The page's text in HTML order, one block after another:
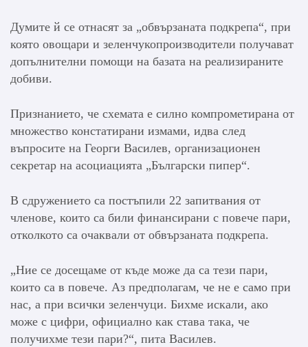
Думите й се отнасят за „обвързаната подкрепа“, при
която овощари и зеленчукопроизводители получават
допълнителни помощи на базата на реализираните
добиви.
Признанието, че схемата е силно компрометирана от
множество констатирани измами, идва след
въпросите на Георги Василев, организационен
секретар на асоциацията „Български пипер“.
В сдружението са постъпили 22 запитвания от
членове, които са били финансирани с повече пари,
отколкото са очаквали от обвързаната подкрепа.
„Ние се досещаме от къде може да са тези пари,
които са в повече. Аз предполагам, че не е само при
нас, а при всички зеленчуци. Бихме искали, ако
може с цифри, официално как става така, че
получихме тези пари?“, пита Василев.